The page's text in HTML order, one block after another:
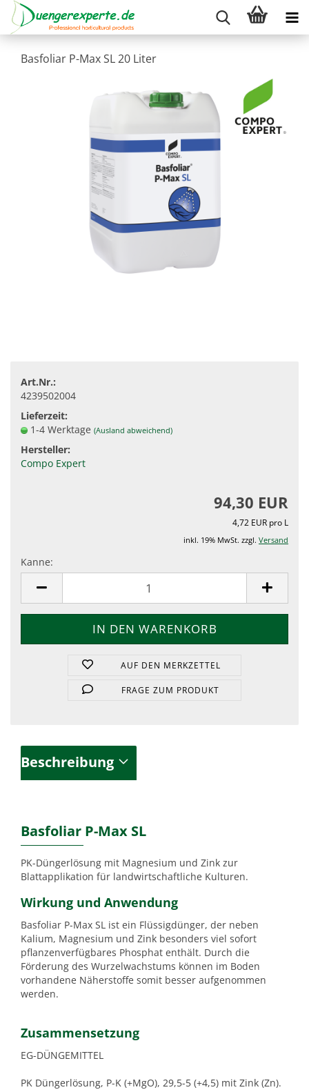
Basfoliar P-Max SL 20 Liter
Art.Nr.:
4239502004
Lieferzeit:
1-4 Werktage (Ausland abweichend)
Hersteller:
Compo Expert
94,30 EUR
4,72 EUR pro L
inkl. 19% MwSt. zzgl. Versand
Kanne:
AUF DEN MERKZETTEL
FRAGE ZUM PRODUKT
Beschreibung
Basfoliar P-Max SL
PK-Düngerlösung mit Magnesium und Zink zur
Blattapplikation für landwirtschaftliche Kulturen.
Wirkung und Anwendung
Basfoliar P-Max SL ist ein Flüssigdünger, der neben
Kalium, Magnesium und Zink besonders viel sofort
pflanzenverfügbares Phosphat enthält. Durch die
Förderung des Wurzelwachstums können im Boden
vorhandene Näherstoffe somit besser aufgenommen
werden.
Zusammensetzung
EG-DÜNGEMITTEL
PK Düngerlösung, P-K (+MgO), 29,5-5 (+4,5) mit Zink (Zn).